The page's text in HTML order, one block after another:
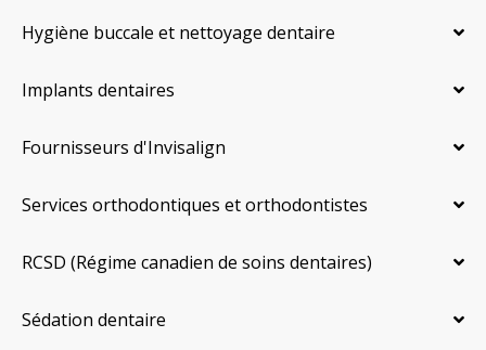
Hygiène buccale et nettoyage dentaire
Implants dentaires
Fournisseurs d'Invisalign
Services orthodontiques et orthodontistes
RCSD (Régime canadien de soins dentaires)
Sédation dentaire